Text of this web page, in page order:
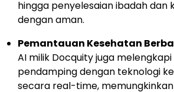
hingga penyelesaian ibadah dan
dengan aman.
Pemantauan Kesehatan
AI milik Docquity juga
pendamping dengan teknologi
secara real-time,